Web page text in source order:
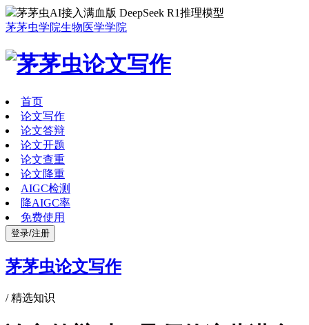
茅茅虫AI接入满血版 DeepSeek R1推理模型
茅茅虫学院生物医学学院
首页
论文写作
论文答辩
论文开题
论文查重
论文降重
AIGC检测
降AIGC率
免费使用
登录/注册
茅茅虫论文写作
/精选知识